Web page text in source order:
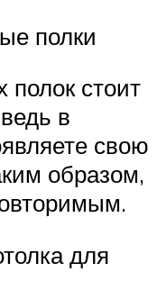
полки
стоит
в
свою
образом,
для